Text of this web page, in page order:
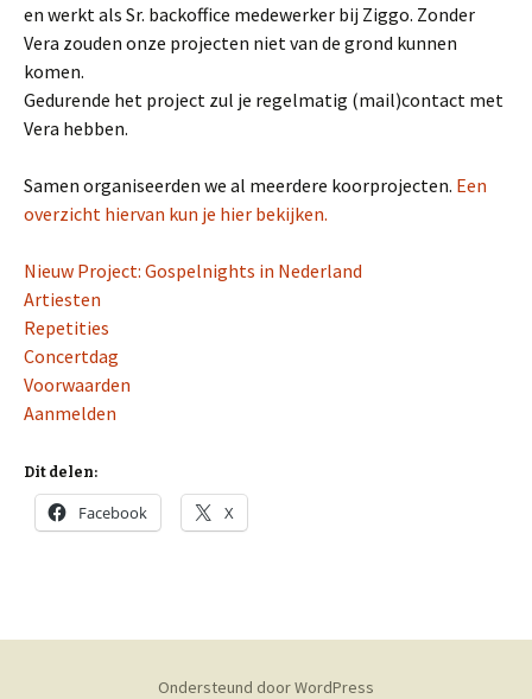
en werkt als Sr. backoffice medewerker bij Ziggo. Zonder
Vera zouden onze projecten niet van de grond kunnen
komen.
Gedurende het project zul je regelmatig (mail)contact met
Vera hebben.
Samen organiseerden we al meerdere koorprojecten. Een
overzicht hiervan kun je hier bekijken.
Nieuw Project: Gospelnights in Nederland
Artiesten
Repetities
Concertdag
Voorwaarden
Aanmelden
Dit delen:
Facebook X
Ondersteund door WordPress